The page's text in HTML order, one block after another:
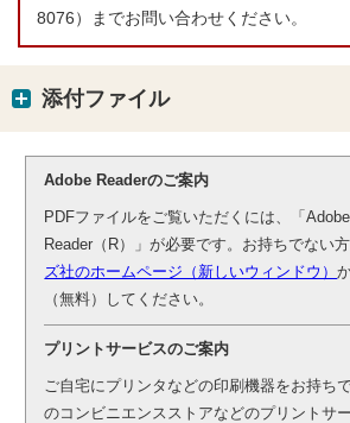
8076）までお問い合わせください。
添付ファイル
Adobe Readerのご案内
PDFファイルをご覧いただくには、「Adobe
Reader（R）」が必要です。お持ちでない
ズ社のホームページ（新しいウィンドウ）
（無料）してください。
プリントサービスのご案内
ご自宅にプリンタなどの印刷機器をお持ち
のコンビニエンスストアなどのプリントサ